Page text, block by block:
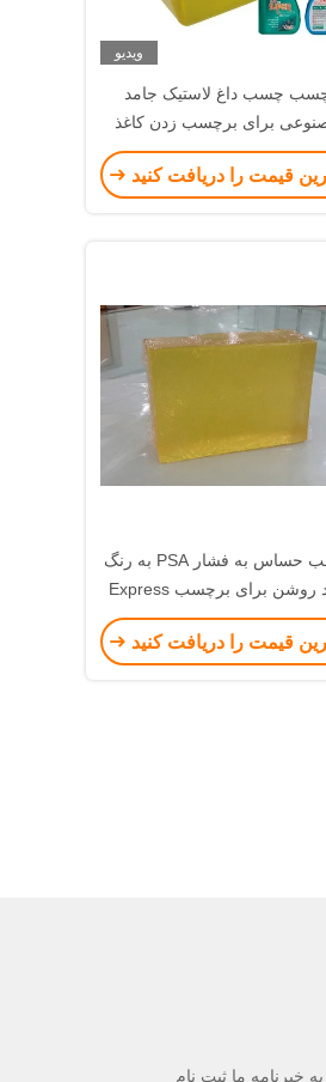
ویدیو
چسب داغ لاستیک جامد
برای برچسب زدن کاغذ
بسته بندی مواد غذایی
قیمت را دریافت کنید
چسب حساس به فشار PSA به رنگ
زرد روشن برای برچسب Express
Waybill
قیمت را دریافت کنید
خبرنامه ما ثبت نام